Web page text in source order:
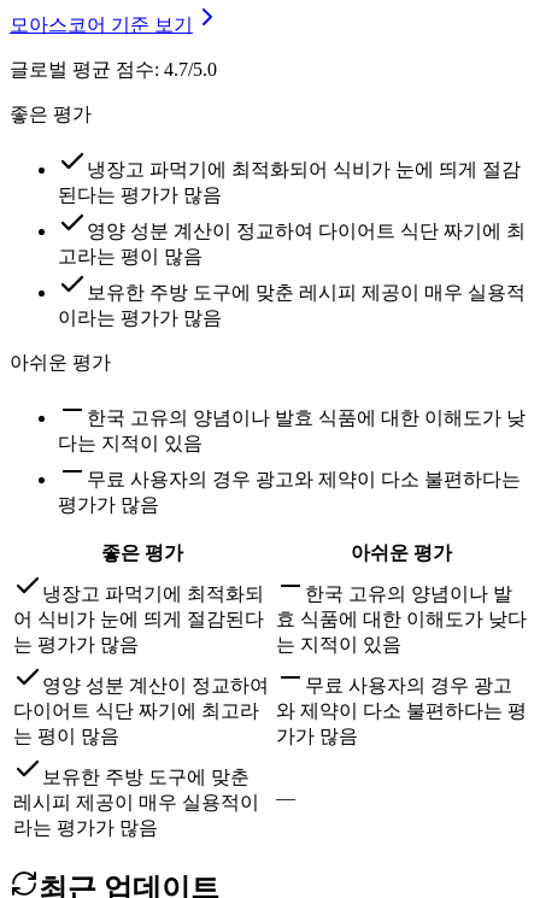
모아스코어 기준 보기
글로벌 평균 점수: 4.7/5.0
좋은 평가
냉장고 파먹기에 최적화되어 식비가 눈에 띄게 절감
된다는 평가가 많음
영양 성분 계산이 정교하여 다이어트 식단 짜기에 최
고라는 평이 많음
보유한 주방 도구에 맞춘 레시피 제공이 매우 실용적
이라는 평가가 많음
아쉬운 평가
한국 고유의 양념이나 발효 식품에 대한 이해도가 낮
다는 지적이 있음
무료 사용자의 경우 광고와 제약이 다소 불편하다는
평가가 많음
좋은 평가
아쉬운 평가
냉장고 파먹기에 최적화되
어 식비가 눈에 띄게 절감된다
는 평가가 많음
한국 고유의 양념이나 발
효 식품에 대한 이해도가 낮다
는 지적이 있음
영양 성분 계산이 정교하여
다이어트 식단 짜기에 최고라
는 평이 많음
무료 사용자의 경우 광고
와 제약이 다소 불편하다는 평
가가 많음
보유한 주방 도구에 맞춘
레시피 제공이 매우 실용적이
라는 평가가 많음
—
최근 업데이트